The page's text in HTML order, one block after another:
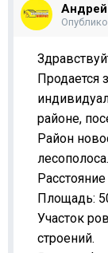
Андрей
Продается
районе,
Район
лесополоса.
Площадь:
Участок
строений.